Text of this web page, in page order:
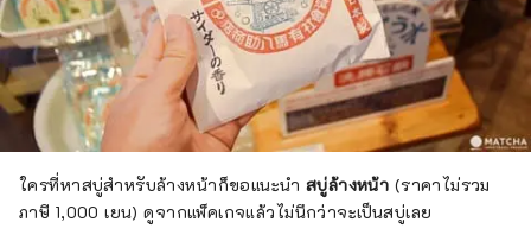
ใครที่หาสบู่สำหรับล้างหน้าก็ขอแนะนำ สบู่ล้างหน้า (ราคาไม่รวม
ภาษี 1,000 เยน) ดูจากแพ็คเกจแล้วไม่นึกว่าจะเป็นสบู่เลย